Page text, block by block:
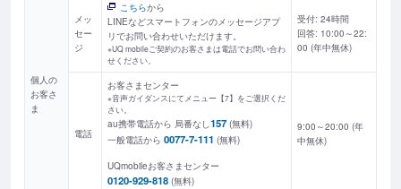
個人の
お客さ
ま
メッ
セー
ジ
こちらから
LINEなどスマートフォンのメッセージアプ
リでお問い合わせいただけます。
※UQ mobileご契約のお客さまは電話でお問い合わ
せください。
受付: 24時間
回答: 10:00～22:
00 (年中無休)
電話
お客さまセンター
※音声ガイダンスにてメニュー【7】をご選択くだ
さい。
au携帯電話から 局番なし157 (無料)
一般電話から 0077-7-111 (無料)
UQmobileお客さまセンター
0120-929-818 (無料)
9:00～20:00 (年
中無休)